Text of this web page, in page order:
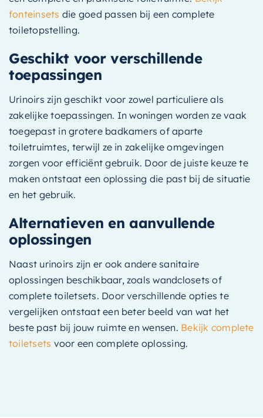
fonteinsets die goed passen bij een complete
toiletopstelling.
Geschikt voor verschillende
toepassingen
Urinoirs zijn geschikt voor zowel particuliere als
zakelijke toepassingen. In woningen worden ze vaak
toegepast in grotere badkamers of aparte
toiletruimtes, terwijl ze in zakelijke omgevingen
zorgen voor efficiënt gebruik. Door de juiste keuze te
maken ontstaat een oplossing die past bij de situatie
en het gebruik.
Alternatieven en aanvullende
oplossingen
Naast urinoirs zijn er ook andere sanitaire
oplossingen beschikbaar, zoals wandclosets of
complete toiletsets. Door verschillende opties te
vergelijken ontstaat een beter beeld van wat het
beste past bij jouw ruimte en wensen. Bekijk complete
toiletsets voor een complete oplossing.